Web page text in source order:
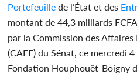
Portefeuille de l’État et des
montant de 44,3 milliards
par la Commission des
(CAEF) du Sénat, ce mercredi
Fondation Houphouët-Boigny